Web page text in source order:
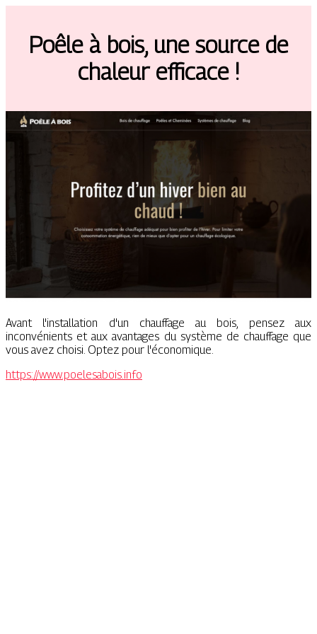
Poêle à bois, une source de
chaleur efficace !
Avant l'installation d'un chauffage au bois, pensez aux
inconvénients et aux avantages du système de chauffage que
vous avez choisi. Optez pour l'économique.
https://www.poelesabois.info